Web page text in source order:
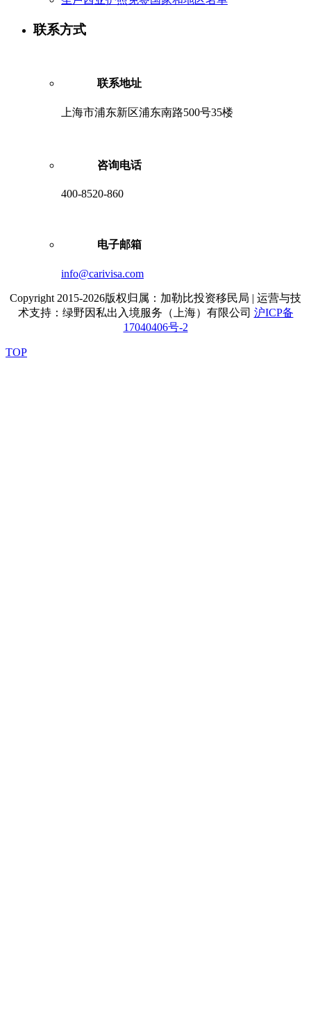
联系方式
联系地址
上海市浦东新区浦东南路500号35楼
咨询电话
400-8520-860
电子邮箱
info@carivisa.com
Copyright 2015-2026版权归属：加勒比投资移民局 | 运营与技
术支持：绿野因私出入境服务（上海）有限公司 沪ICP备
17040406号-2
TOP